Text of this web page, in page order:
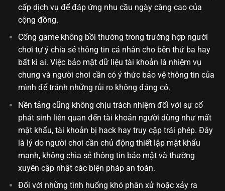
cấp dịch vụ để đáp ứng nhu cầu ngày càng cao của
cộng đồng.
Cổng game không bồi thường trong trường hợp người
chơi tự ý chia sẻ thông tin cá nhân cho bên thứ ba hay
bất kì ai. Việc bảo mật dữ liệu tài khoản là nhiệm vụ
chung và người chơi cần có ý thức bảo vệ thông tin của
mình để tránh những rủi ro không đáng có.
Nền tảng cũng không chịu trách nhiệm đối với sự cố
phát sinh liên quan đến tài khoản người dùng như mất
mật khẩu, tài khoản bị hack hay truy cập trái phép. Đây
là lý do người chơi cần chủ động thiết lập mật khẩu
mạnh, không chia sẻ thông tin bảo mật và thường
xuyên cập nhật các biện pháp an toàn.
Đối với những tình huống khó phân xử hoặc xảy ra